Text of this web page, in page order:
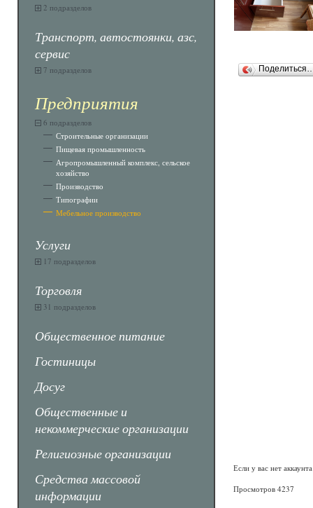
2 подразделов
Транспорт, автостоянки, азс,
сервис
7 подразделов
Предприятия
6 подразделов
Строительные организации
Пищевая промышленность
Агропромышленный комплекс, сельское
хозяйство
Производство
Типографии
Мебельное производство
Услуги
17 подразделов
Торговля
31 подразделов
Общественное питание
Гостиницы
Досуг
Общественные и
некоммерческие организации
Религиозные организации
Средства массовой
информации
Если у вас нет
Просмотров 4237